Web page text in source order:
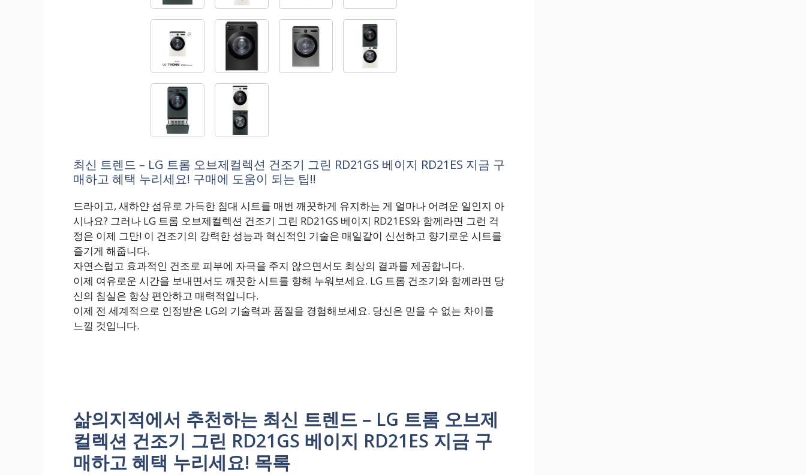
최신 트렌드 – LG 트롬 오브제컬렉션 건조기 그린 RD21GS 베이지 RD21ES 지금 구
매하고 혜택 누리세요! 구매에 도움이 되는 팁!!
드라이고, 새하얀 섬유로 가득한 침대 시트를 매번 깨끗하게 유지하는 게 얼마나 어려운 일인지 아
시나요? 그러나 LG 트롬 오브제컬렉션 건조기 그린 RD21GS 베이지 RD21ES와 함께라면 그런 걱
정은 이제 그만! 이 건조기의 강력한 성능과 혁신적인 기술은 매일같이 신선하고 향기로운 시트를
즐기게 해줍니다.
자연스럽고 효과적인 건조로 피부에 자극을 주지 않으면서도 최상의 결과를 제공합니다.
이제 여유로운 시간을 보내면서도 깨끗한 시트를 향해 누워보세요. LG 트롬 건조기와 함께라면 당
신의 침실은 항상 편안하고 매력적입니다.
이제 전 세계적으로 인정받은 LG의 기술력과 품질을 경험해보세요. 당신은 믿을 수 없는 차이를
느낄 것입니다.
삶의지적에서 추천하는 최신 트렌드 – LG 트롬 오브제
컬렉션 건조기 그린 RD21GS 베이지 RD21ES 지금 구
매하고 혜택 누리세요! 목록